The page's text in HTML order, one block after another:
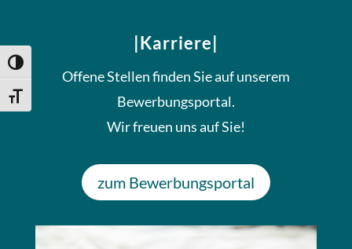
Umschalten auf hohe Kontraste
Schrift vergrößern
|Karriere|
Offene Stellen finden Sie auf unserem
Bewerbungsportal.
Wir freuen uns auf Sie!
zum Bewerbungsportal